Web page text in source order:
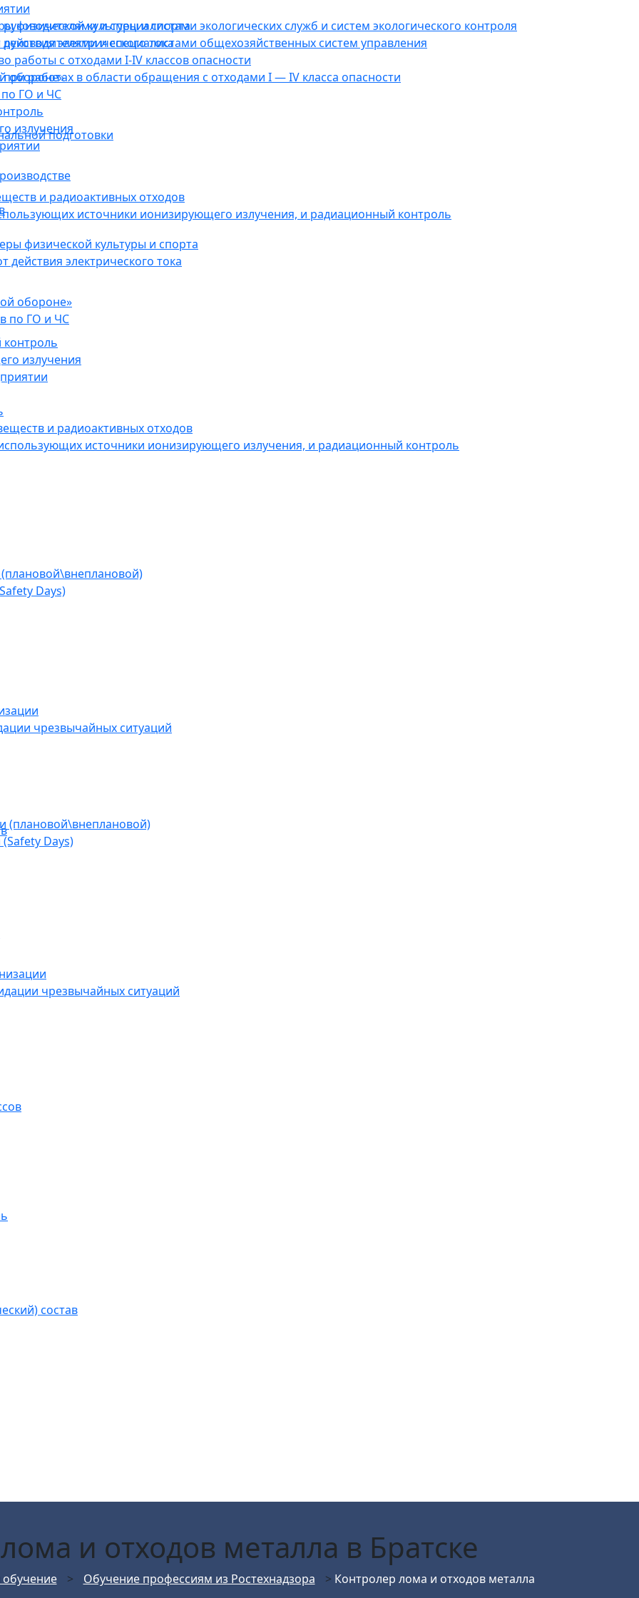
физической культуры и спорта
электрического тока
обороне»
ГО и ЧС
излучения
и радиоактивных отходов
источники ионизирующего излучения, и радиационный контроль
Days)
чрезвычайных ситуаций
состав
и специалистами экологических служб и систем экологического контроля
и специалистами общехозяйственных систем управления
работы с отходами I-IV классов опасности
работах в области обращения с отходами I — IV класса опасности
подготовки
физической культуры и спорта
электрического тока
обороне»
по ГО и ЧС
излучения
и радиоактивных отходов
источники ионизирующего излучения, и радиационный контроль
(плановой\внеплановой)
Days)
чрезвычайных ситуаций
и отходов металла в Братске
> Обучение профессиям из Ростехнадзора > Контролер лома и отходов металла